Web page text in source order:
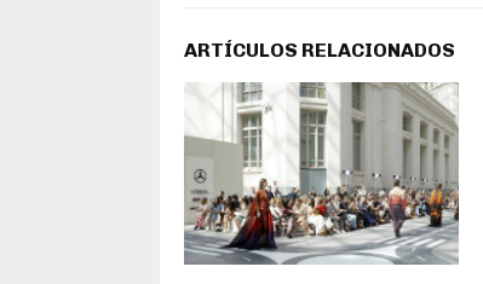
ARTÍCULOS RELACIONADOS